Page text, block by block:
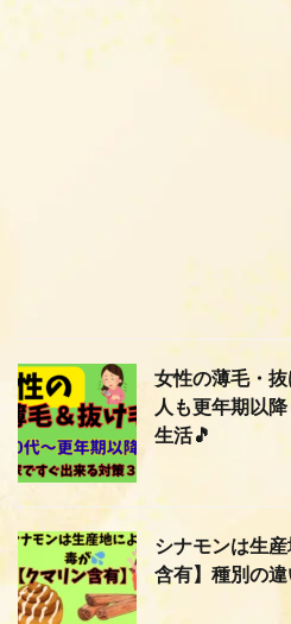
女性の薄毛・
人も更年期以
生活🎵
シナモンは生
含有】種別の